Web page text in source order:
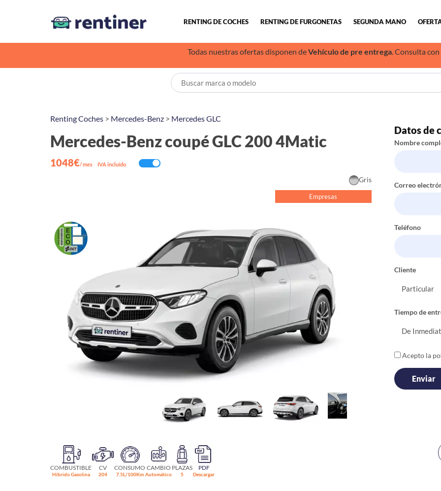
RENTING DE COCHES RENTING DE FURGONETAS SEGUNDA MANO
Todas nuestras ofertas disponen deVehículo de pre entrega. Consulta
Renting Coches > Mercedes-Benz > Mercedes GLC
Mercedes-Benz coupé GLC 200 4Matic
1048€/ mes · IVA incluído
Gris
Empresas
COMBUSTIBLE
Híbrido Gasolina
CV
204
CONSUMO
7.5L/100Km
CAMBIO
Automático
PLAZAS
5
PDF
Descargar
Datos de
Nombre
Correo
Teléfono
Cliente
Tiempo de
Acepto la